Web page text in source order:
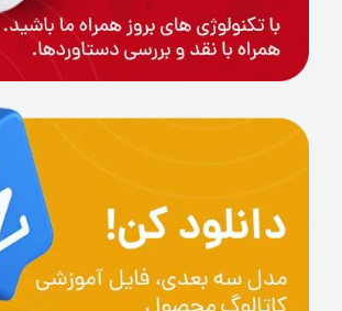
استفاده از پروفیل
آلومینیومی 40 در
سنسور
سنسور
می تواند
مطمئن راهنمایی نماید.
سایر پرینترهای کریلیتی